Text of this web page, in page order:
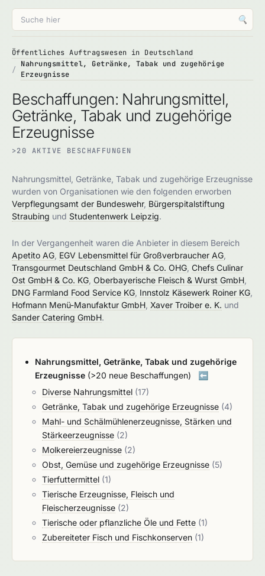
🔍
Öffentliches Auftragswesen in Deutschland
Nahrungsmittel, Getränke, Tabak und zugehörige
Erzeugnisse
Beschaffungen: Nahrungsmittel,
Getränke, Tabak und zugehörige
Erzeugnisse
>20 AKTIVE BESCHAFFUNGEN
Nahrungsmittel, Getränke, Tabak und zugehörige Erzeugnisse
wurden von Organisationen wie den folgenden erworben
Verpflegungsamt der Bundeswehr, Bürgerspitalstiftung
Straubing und Studentenwerk Leipzig.
In der Vergangenheit waren die Anbieter in diesem Bereich
Apetito AG EGV Lebensmittel für Großverbraucher AG
Transgourmet Deutschland GmbH & Co. OHG Chefs Culinar
Ost GmbH & Co. KG Oberbayerische Fleisch & Wurst GmbH
DNG Farmland Food Service KG Innstolz Käsewerk Roiner KG
Hofmann Menü-Manufaktur GmbH Xaver Troiber e. K. und
Sander Catering GmbH.
Nahrungsmittel, Getränke, Tabak und zugehörige
Erzeugnisse (>20 neue Beschaffungen) ⬅️
Diverse Nahrungsmittel (17)
Getränke, Tabak und zugehörige Erzeugnisse (4)
Mahl- und Schälmühlenerzeugnisse, Stärken und
Stärkeerzeugnisse (2)
Molkereierzeugnisse (2)
Obst, Gemüse und zugehörige Erzeugnisse (5)
Tierfuttermittel (1)
Tierische Erzeugnisse, Fleisch und
Fleischerzeugnisse (2)
Tierische oder pflanzliche Öle und Fette (1)
Zubereiteter Fisch und Fischkonserven (1)